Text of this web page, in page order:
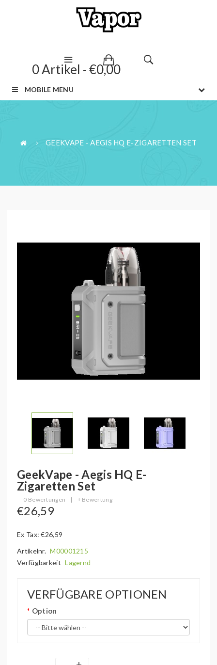
0 Artikel - €0,00
MOBILE MENU
GEEKVAPE - AEGIS HQ E-ZIGARETTEN SET
GeekVape - Aegis HQ E-
Zigaretten Set
0 Bewertungen | + Bewertung
€26,59
Ex Tax: €26,59
Artikelnr. M00001215
Verfügbarkeit Lagernd
VERFÜGBARE OPTIONEN
Option